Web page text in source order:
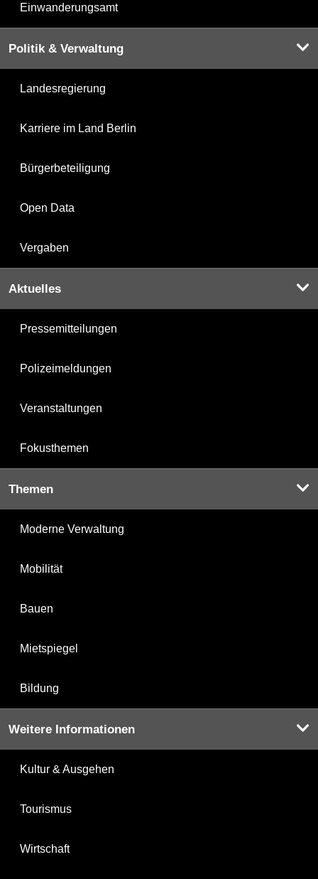
Einwanderungsamt
Politik & Verwaltung
Landesregierung
Karriere im Land Berlin
Bürgerbeteiligung
Open Data
Vergaben
Aktuelles
Pressemitteilungen
Polizeimeldungen
Veranstaltungen
Fokusthemen
Themen
Moderne Verwaltung
Mobilität
Bauen
Mietspiegel
Bildung
Weitere Informationen
Kultur & Ausgehen
Tourismus
Wirtschaft